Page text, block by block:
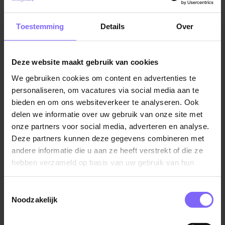
Toestemming Details Over
Deze website maakt gebruik van cookies
We gebruiken cookies om content en advertenties te
personaliseren, om vacatures via social media aan te
bieden en om ons websiteverkeer te analyseren. Ook
delen we informatie over uw gebruik van onze site met
onze partners voor social media, adverteren en analyse.
Deze partners kunnen deze gegevens combineren met
andere informatie die u aan ze heeft verstrekt of die ze
hebben verzameld op basis van uw gebruik van hun
Noodzakelijk
Een goede pensioensregeling,
eindejaarsuitkering en 237,4 verlofuren bij een
fulltime dienstverband
Wij bieden je de mogelijkheid om door te groeien
of je verder te ontwikkelen met ons
opleidingsaanbod
We bouwen graag samen aan een langdurige
arbeidsrelatie. We bieden je daarom een
jaarcontract mét vaste uren én uitzicht op een vast
dienstverband
Je maakt deel uit van een Planetree organisatie,
mensgericht. Waarin we allemaal vanuit ons hart
werken, denken en doen
Vacatures in Heerlen|Vacatures in Zuid Limburg|
Vacatures Zorg in Limburg |Vacatures in de ouderenzorg
Vergelijkbare vacatures
Helpende (plus) bij woonzorgcentrum
Larisa
Envida
Maastricht